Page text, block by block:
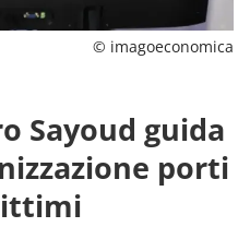
© imagoeconomica
Sayoud guida
porti